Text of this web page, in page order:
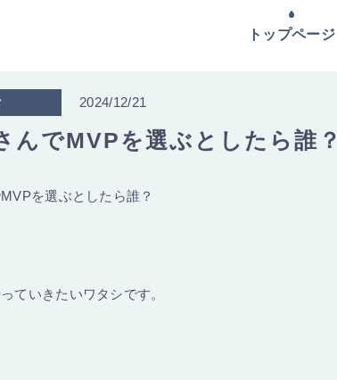
トップページ
2024/12/21
んでMVPを選ぶとしたら誰？
を選ぶとしたら誰？
ていきたいワタシです。